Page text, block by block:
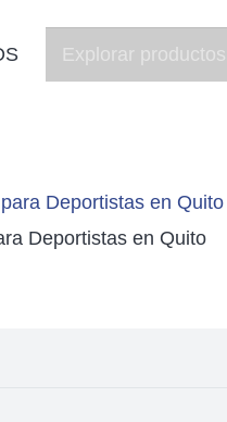
Deportistas en Quito